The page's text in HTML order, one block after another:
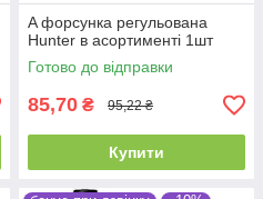
A форсунка регульована
Hunter в асортименті 1шт
Готово до відправки
85,70 ₴ 95,22 ₴
Купити